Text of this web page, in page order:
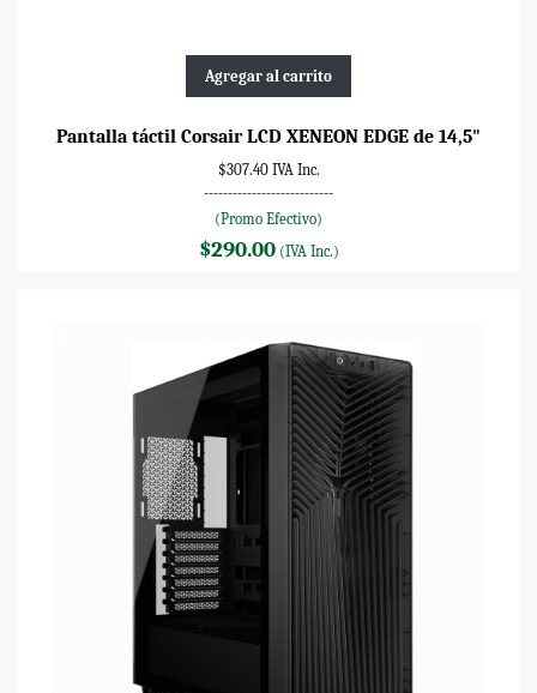
Agregar al carrito
Pantalla táctil Corsair LCD XENEON EDGE de 14,5"
$307.40 IVA Inc.
---------------------------
(Promo Efectivo)
$290.00(IVA Inc.)